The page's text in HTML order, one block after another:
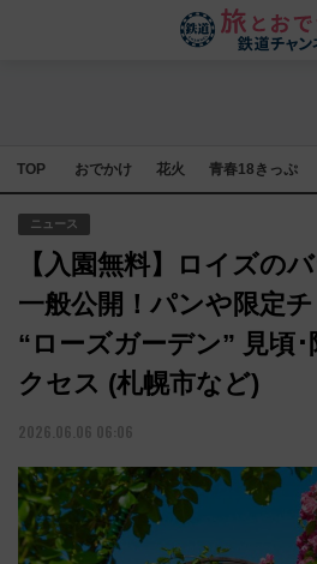
TOP おでかけ 花火 青春18きっぷ
ニュース
【入園無料】ロイズの
一般公開！パンや限定
“ローズガーデン” 見頃
クセス (札幌市など)
2026.06.06 06:06